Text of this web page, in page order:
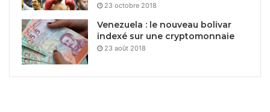
23 octobre 2018
Venezuela : le nouveau bolivar
indexé sur une cryptomonnaie
23 août 2018